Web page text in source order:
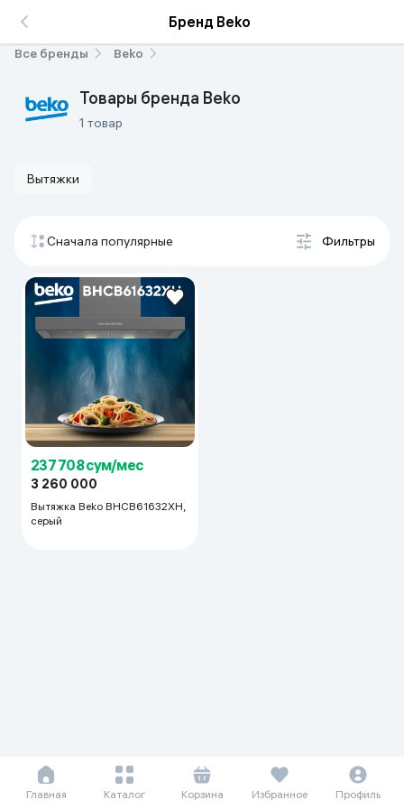
Бренд Beko
Все бренды Beko
Товары бренда Beko
1 товар
Вытяжки
Сначала популярные Фильтры
237 708 сум/мес
3 260 000
Вытяжка Beko BHCB61632XH,
серый
Главная Каталог Корзина Избранное Профиль